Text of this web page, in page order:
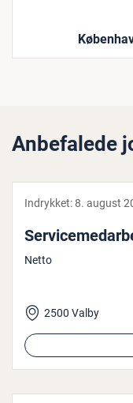
Anbefalede
Indrykket:8. august
Netto
2500 Valby